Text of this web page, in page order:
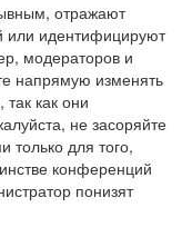
отражают
или идентифицируют
модераторов и
напрямую изменять
как они
не засоряйте
для того,
конференций
понизят